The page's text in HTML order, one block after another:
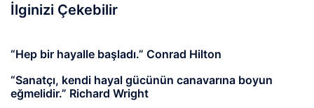
İlginizi Çekebilir
“Hep bir hayalle başladı.” Conrad Hilton
“Sanatçı, kendi hayal gücünün canavarına boyun
eğmelidir.” Richard Wright